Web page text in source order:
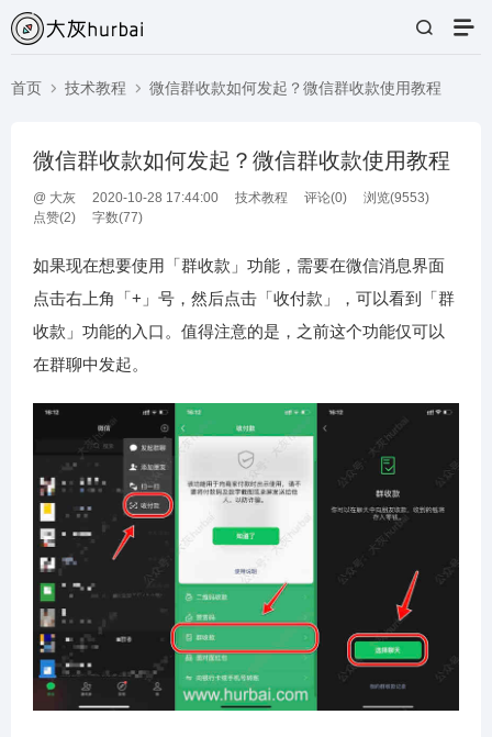
首页 技术教程 微信群收款如何发起？微信群收款使用教程
微信群收款如何发起？微信群收款使用教程
@ 大灰 2020-10-28 17:44:00 技术教程 评论(0)
浏览(9553)
点赞(2) 字数(77)
如果现在想要使用「群收款」功能，需要在微信消息界面
点击右上角「+」号，然后点击「收付款」，可以看到「群
收款」功能的入口。值得注意的是，之前这个功能仅可以
在群聊中发起。